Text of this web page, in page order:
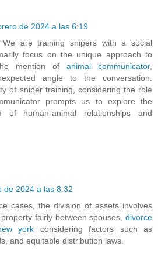
de 2024 a las 6:19
are training snipers with a social
focus on the unique approach to
mention of animal communicator,
angle to the conversation.
of sniper training, considering the role
prompts us to explore the
of human-animal relationships and
de 2024 a las 8:32
cases, the division of assets involves
fairly between spouses, divorce
york considering factors such as
and equitable distribution laws.